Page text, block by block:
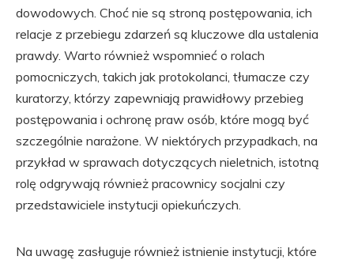
dowodowych. Choć nie są stroną postępowania, ich
relacje z przebiegu zdarzeń są kluczowe dla ustalenia
prawdy. Warto również wspomnieć o rolach
pomocniczych, takich jak protokolanci, tłumacze czy
kuratorzy, którzy zapewniają prawidłowy przebieg
postępowania i ochronę praw osób, które mogą być
szczególnie narażone. W niektórych przypadkach, na
przykład w sprawach dotyczących nieletnich, istotną
rolę odgrywają również pracownicy socjalni czy
przedstawiciele instytucji opiekuńczych.
Na uwagę zasługuje również istnienie instytucji, które